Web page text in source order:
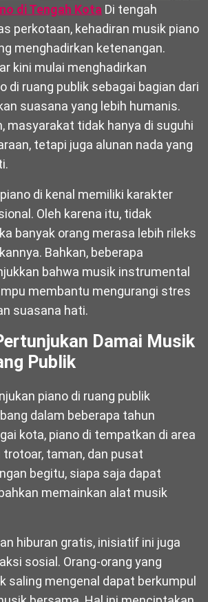
di Tengah Kota Di tengah
perkotaan, kehadiran musik piano
menghadirkan ketenangan.
kini mulai menghadirkan
di ruang publik sebagai bagian dari
suasana yang lebih humanis.
masyarakat tidak hanya di suguhi
tetapi juga alunan nada yang
di kenal memiliki karakter
Oleh karena itu, tidak
banyak orang merasa lebih rileks
Bahkan, beberapa
bahwa musik instrumental
membantu mengurangi stres
suasana hati.
Damai Musik
Publik
piano di ruang publik
dalam beberapa tahun
kota, piano di tempatkan di area
taman, dan pusat
begitu, siapa saja dapat
memainkan alat musik
hiburan gratis, inisiatif ini juga
sosial. Orang-orang yang
saling mengenal dapat berkumpul